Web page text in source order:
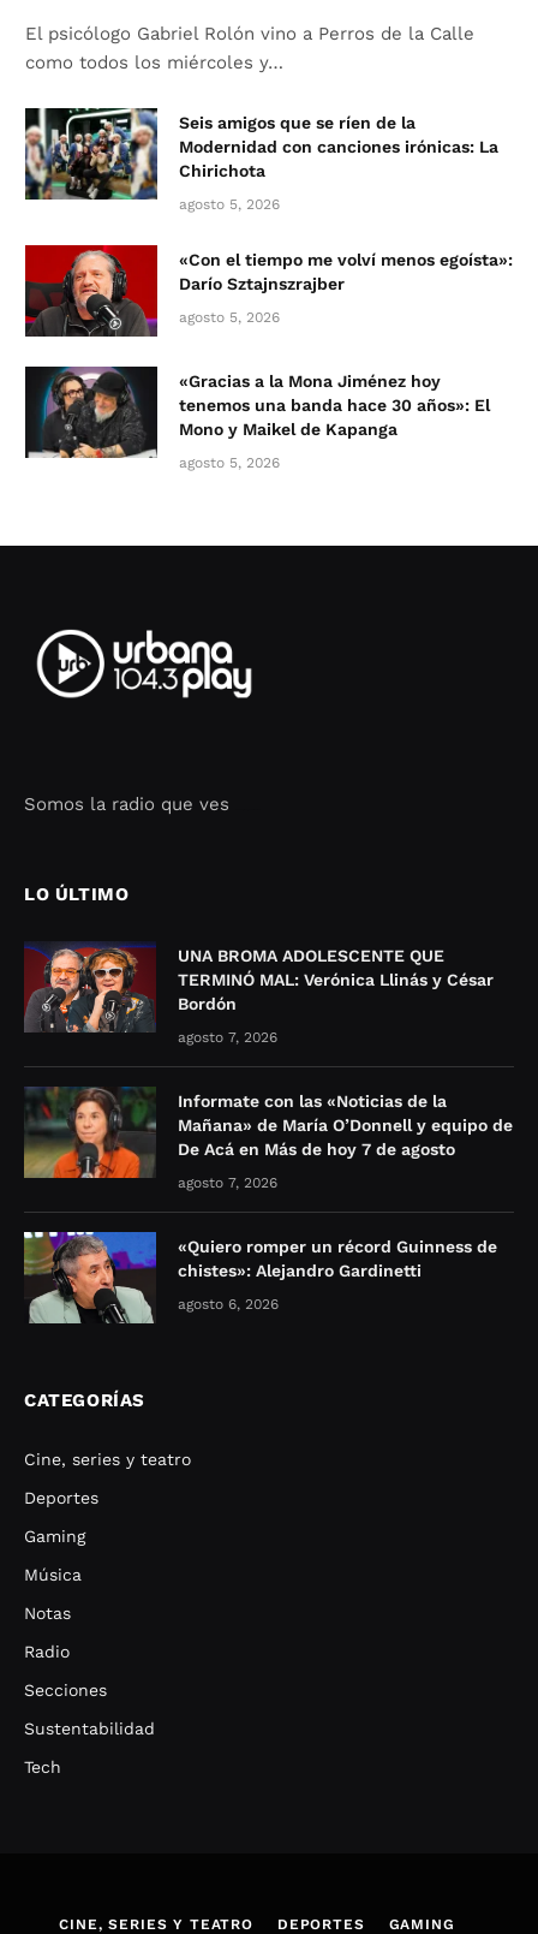
El psicólogo Gabriel Rolón vino a Perros de la Calle
como todos los miércoles y…
Seis amigos que se ríen de la
Modernidad con canciones irónicas: La
Chirichota
agosto 5, 2026
«Con el tiempo me volví menos egoísta»:
Darío Sztajnszrajber
agosto 5, 2026
«Gracias a la Mona Jiménez hoy
tenemos una banda hace 30 años»: El
Mono y Maikel de Kapanga
agosto 5, 2026
Somos la radio que ves
LO ÚLTIMO
UNA BROMA ADOLESCENTE QUE
TERMINÓ MAL: Verónica Llinás y César
Bordón
agosto 7, 2026
Informate con las «Noticias de la
Mañana» de María O’Donnell y equipo de
De Acá en Más de hoy 7 de agosto
agosto 7, 2026
«Quiero romper un récord Guinness de
chistes»: Alejandro Gardinetti
agosto 6, 2026
CATEGORÍAS
Cine, series y teatro
Deportes
Gaming
Música
Notas
Radio
Secciones
Sustentabilidad
Tech
CINE, SERIES Y TEATRO DEPORTES GAMING